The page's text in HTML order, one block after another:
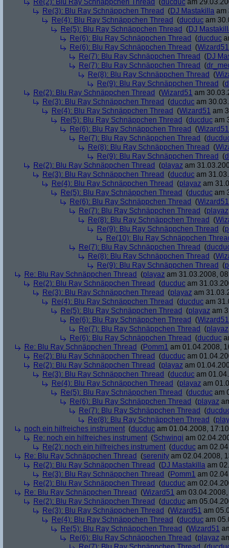
Re(2): Blu Ray Schnäppchen Thread (ducduc am
Re(3): Blu Ray Schnäppchen Thread (DJ Mastakilla am
Re(4): Blu Ray Schnäppchen Thread (ducduc am
Re(5): Blu Ray Schnäppchen Thread (DJ
Re(6): Blu Ray Schnäppchen Thread (ducduc
Re(6): Blu Ray Schnäppchen Thread (Wizard51
Re(7): Blu Ray Schnäppchen Thread (DJ
Re(7): Blu Ray Schnäppchen Thread (
Re(8): Blu Ray Schnäppchen Thread (
Re(9): Blu Ray Schnäppchen Thread (
Re(2): Blu Ray Schnäppchen Thread (Wizard51 am
Re(3): Blu Ray Schnäppchen Thread (ducduc am
Re(4): Blu Ray Schnäppchen Thread (Wizard51 am
Re(5): Blu Ray Schnäppchen Thread (ducduc am
Re(6): Blu Ray Schnäppchen Thread (Wizard51
Re(7): Blu Ray Schnäppchen Thread (
Re(8): Blu Ray Schnäppchen Thread (
Re(9): Blu Ray Schnäppchen Thread (
Re(2): Blu Ray Schnäppchen Thread (playaz am
Re(3): Blu Ray Schnäppchen Thread (ducduc am
Re(4): Blu Ray Schnäppchen Thread (playaz am
Re(5): Blu Ray Schnäppchen Thread (ducduc am
Re(6): Blu Ray Schnäppchen Thread (Wizard51
Re(7): Blu Ray Schnäppchen Thread (playaz
Re(8): Blu Ray Schnäppchen Thread (
Re(9): Blu Ray Schnäppchen Thread (
Re(10): Blu Ray Schnäppchen
Re(7): Blu Ray Schnäppchen Thread (
Re(8): Blu Ray Schnäppchen Thread (
Re(9): Blu Ray Schnäppchen Thread (
Re: Blu Ray Schnäppchen Thread (playaz am 31.03.2008,
Re(2): Blu Ray Schnäppchen Thread (ducduc am
Re(3): Blu Ray Schnäppchen Thread (playaz am
Re(4): Blu Ray Schnäppchen Thread (ducduc am
Re(5): Blu Ray Schnäppchen Thread (playaz am
Re(6): Blu Ray Schnäppchen Thread (Wizard51
Re(7): Blu Ray Schnäppchen Thread (playaz
Re(6): Blu Ray Schnäppchen Thread (ducduc
Re: Blu Ray Schnäppchen Thread (Pomm1 am 01.04.2008,
Re(2): Blu Ray Schnäppchen Thread (ducduc am
Re(2): Blu Ray Schnäppchen Thread (playaz am
Re(3): Blu Ray Schnäppchen Thread (ducduc am
Re(4): Blu Ray Schnäppchen Thread (playaz am
Re(5): Blu Ray Schnäppchen Thread (ducduc am
Re(6): Blu Ray Schnäppchen Thread (playaz
Re(7): Blu Ray Schnäppchen Thread (
Re(8): Blu Ray Schnäppchen Thread (
noch ein hilfreiches instrument (ducduc am 01.04.2008,
Re: noch ein hilfreiches instrument (Schwingi am
Re(2): noch ein hilfreiches instrument (ducduc am
Re: Blu Ray Schnäppchen Thread (serenity am 02.04.2008,
Re(2): Blu Ray Schnäppchen Thread (DJ Mastakilla am
Re(3): Blu Ray Schnäppchen Thread (Pomm1 am
Re(2): Blu Ray Schnäppchen Thread (ducduc am
Re: Blu Ray Schnäppchen Thread (Wizard51 am
Re(2): Blu Ray Schnäppchen Thread (ducduc am
Re(3): Blu Ray Schnäppchen Thread (Wizard51 am
Re(4): Blu Ray Schnäppchen Thread (ducduc am
Re(5): Blu Ray Schnäppchen Thread (Wizard51
Re(6): Blu Ray Schnäppchen Thread (playaz